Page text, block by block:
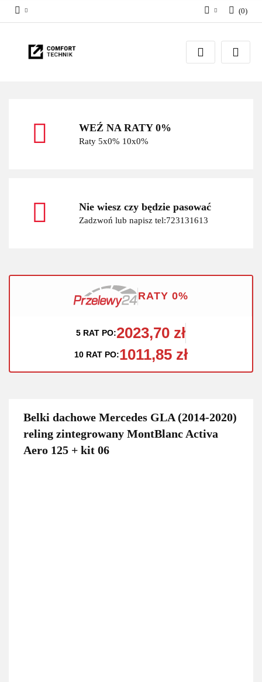
Zaloguj się
Zarejestruj się
(0)
WEŹ NA RATY 0%
Raty 5x0% 10x0%
Nie wiesz czy będzie pasować
Zadzwoń lub napisz tel:723131613
RATY 0%
5 RAT PO:2023,70 zł
10 RAT PO:1011,85 zł
Belki dachowe Mercedes GLA (2014-2020)
reling zintegrowany MontBlanc Activa
Aero 125 + kit 06